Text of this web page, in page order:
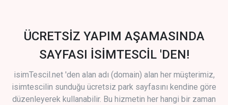
ÜCRETSİZ YAPIM AŞAMASINDA
SAYFASI İSİMTESCİL 'DEN!
isimTescil.net 'den alan adı (domain) alan her müşterimiz,
isimtescilin sunduğu ücretsiz park sayfasını kendine göre
düzenleyerek kullanabilir. Bu hizmetin her hangi bir zaman